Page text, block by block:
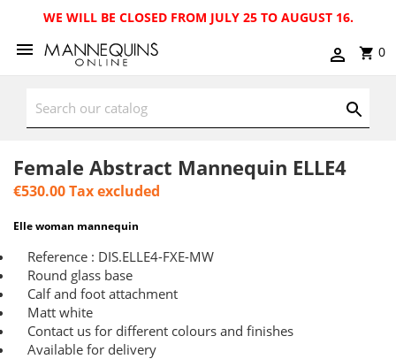
WE WILL BE CLOSED FROM JULY 25 TO AUGUST 16.
0
Female Abstract Mannequin ELLE4
€530.00Tax excluded
Elle woman mannequin
Reference : DIS.ELLE4-FXE-MW
Round glass base
Calf and foot attachment
Matt white
Contact us for different colours and finishes
Available for delivery